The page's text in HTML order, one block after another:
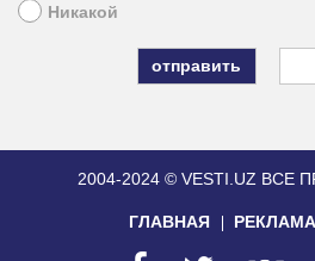
Никакой
2004-2024 © VESTI.UZ ВСЕ
ГЛАВНАЯ